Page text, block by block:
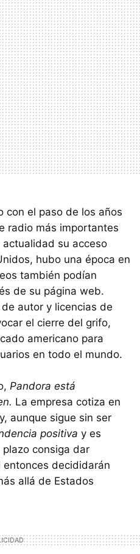
con el paso de los años
radio más importantes
su acceso
hubo una época en
también podían
de su página web.
autor y licencias de
el cierre del grifo,
americano para
en todo el mundo.
Pandora está
La empresa cotiza en
aunque sigue sin ser
positiva y es
consiga dar
decididarán
allá de Estados